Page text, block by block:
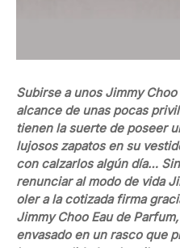
Subirse a unos Jimmy
alcance de unas pocas
tienen la suerte de poseer
lujosos zapatos en su
con calzarlos algún día…
renunciar al modo de vida
oler a la cotizada firma
Jimmy Choo Eau de
envasado en un rasco que